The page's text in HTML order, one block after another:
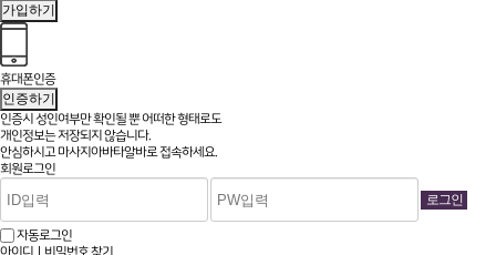
가입하기
휴대폰인증
인증하기
인증시 성인여부만 확인될 뿐어떠한 형태로도
개인정보는 저장되지 않습니다.
안심하시고 마사지아바타알바로 접속하세요.
회원로그인
자동로그인
아이디ㅣ비밀번호 찾기